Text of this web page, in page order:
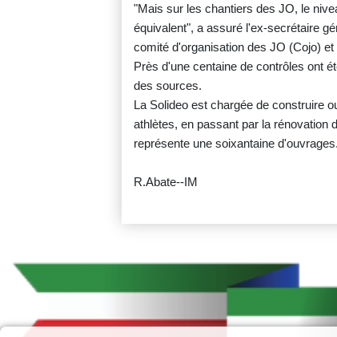
"Mais sur les chantiers des JO, le
équivalent", a assuré l'ex-secrétaire
comité d'organisation des JO (Cojo)
Près d'une centaine de contrôles ont
des sources.
La Solideo est chargée de construire
athlètes, en passant par la rénovation
représente une soixantaine d'ouvrages.
R.Abate--IM